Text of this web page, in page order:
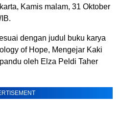
Kamis malam, 31 Oktober
dengan judul buku karya
of Hope, Mengejar Kaki
oleh Elza Peldi Taher